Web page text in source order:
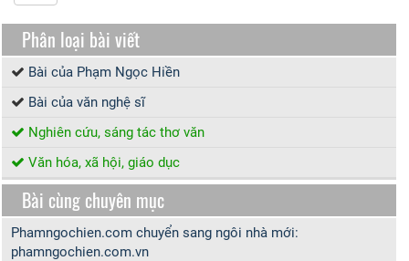
Phân loại bài viết
Bài của Phạm Ngọc Hiền
Bài của văn nghệ sĩ
Nghiên cứu, sáng tác thơ văn
Văn hóa, xã hội, giáo dục
Bài cùng chuyên mục
Phamngochien.com chuyển sang ngôi nhà mới:
phamngochien.com.vn